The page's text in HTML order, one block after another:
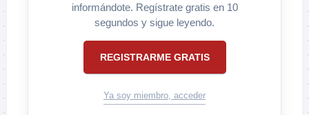
informándote. Regístrate gratis en 10
segundos y sigue leyendo.
REGISTRARME GRATIS
Ya soy miembro, acceder